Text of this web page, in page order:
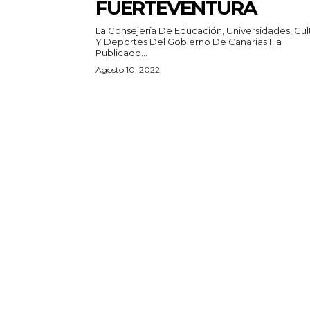
FUERTEVENTURA
La Consejería De Educación, Universidades,
Y Deportes Del Gobierno De Canarias Ha
Publicado...
Agosto 10, 2022